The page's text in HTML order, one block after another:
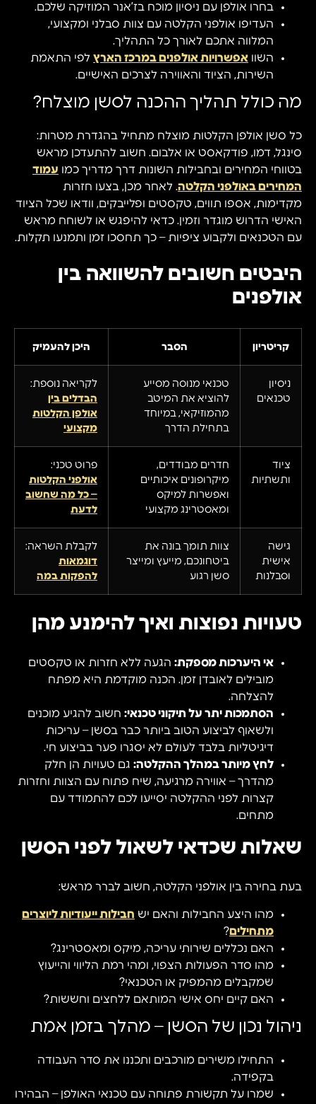
בחרו אולפן עם ניסיון מוכח בז’אנר המוזיקה שלכם.
העדיפו אולפני הקלטה עם צוות סבלני ומקצועי,
המלווה אתכם לאורך כל התהליך.
השוו אפשרויות אולפנים במרכז הארץ לפי התאמת
השירות, הציוד והאווירה לצרכים האישיים.
מה כולל תהליך ההכנה לסשן מוצלח?
כל סשן אולפן הקלטות מוצלח מתחיל בהגדרת מטרות:
סינגל, דמו, פודקאסט או אלבום. חשוב להתעדכן מראש
בטווחי המחירים ובחבילות השונות דרך מדריך כמו עמוד
המחירים באולפני הקלטה. לאחר מכן, בצעו חזרות
מקדימות, אספו תווים, טקסטים ופלייבקים, וודאו שכל הציוד
האישי הדרוש מוגדר וזמין. כדאי להיפגש או לשוחח מראש
עם הטכנאים ולקבוע ציפיות – כך תחסכו זמן ותמנעו תקלות.
היבטים חשובים להשוואה בין
אולפנים
קריטריון הסבר היכן להעמיק
ניסיון
טכנאים
טכנאי מנוסה מסייע
להוציא את המיטב
מהמוזיקאי, במיוחד
בתחילת הדרך
לקריאה נוספת:
הבדלים בין
אולפן הקלטות
מקצועי
ציוד
ותשתיות
חדרים מבודדים,
מיקרופונים איכותיים
ואפשרות למיקס
ומאסטרינג מקצועי
פרוט טכני:
אולפני הקלטות
– כל מה שחשוב
לדעת
גישה
אישית
וסבלנות
צוות תומך בונה את
ביטחונכם, מייעץ ומייצר
סשן רגוע
לקבלת השראה:
דוגמאות
להפקות במה
טעויות נפוצות ואיך להימנע מהן
אי היערכות מספקת: הגעה ללא חזרות או טקסטים
מובילים לאובדן זמן. הכנה מוקדמת היא מפתח
להצלחה.
הסתמכות יתר על תיקוני טכנאי: חשוב להגיע מוכנים
ולשאוף לביצוע הטוב ביותר כבר בסשן – עריכות
דיגיטליות בלבד לעולם לא יסגרו פער בביצוע חי.
לחץ מיותר במהלך ההקלטה: גם טעויות הן חלק
מהדרך – אווירה מרגיעה, שיח פתוח עם הצוות וחזרות
קצרות לפני ההקלטה יסייעו לכם להתמודד עם
מתחים.
שאלות שכדאי לשאול לפני הסשן
בעת בחירה בין אולפני הקלטה, חשוב לברר מראש:
מהו היצע החבילות והאם יש חבילות ייעודיות ליוצרים
מתחילים?
האם נכללים שירותי עריכה, מיקס ומאסטרינג?
מהו סדר הפעולות הצפוי, ומהי רמת הליווי והייעוץ
שמקבלים מהמפיק או הטכנאי?
האם קיים יחס אישי המותאם ללחצים וחששות?
ניהול נכון של הסשן – מהלך בזמן אמת
התחילו משירים מורכבים ותכננו את סדר העבודה
בקפידה.
שמרו על תקשורת פתוחה עם טכנאי האולפן – הבהירו